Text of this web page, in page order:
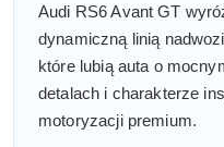
Audi RS6 Avant GT
dynamiczną linią
które lubią auta o
detalach i charakterze
motoryzacji premium.